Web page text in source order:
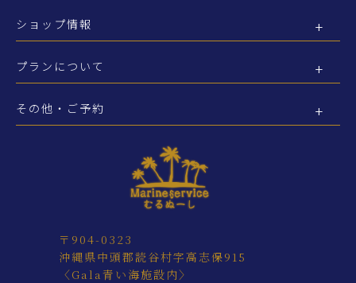
ショップ情報
プランについて
その他・ご予約
〒904-0323
沖縄県中頭郡読谷村字高志保915
〈Gala青い海施設内〉